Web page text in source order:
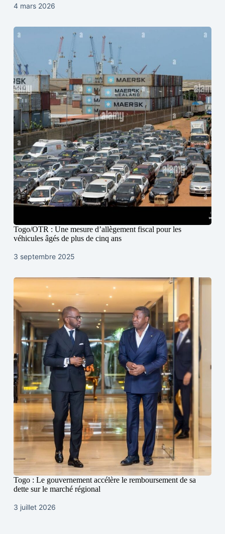
4 mars 2026
Togo/OTR : Une mesure d’allègement fiscal pour les
véhicules âgés de plus de cinq ans
3 septembre 2025
Togo : Le gouvernement accélère le remboursement de sa
dette sur le marché régional
3 juillet 2026